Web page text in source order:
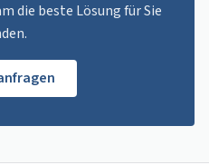
die beste Lösung für Sie